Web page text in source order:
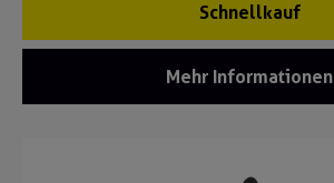
Schnellkauf
Mehr Informationen